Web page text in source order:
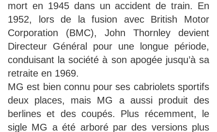
mort en 1945 dans un accident de train. En
1952, lors de la fusion avec British Motor
Corporation (BMC), John Thornley devient
Directeur Général pour une longue période,
conduisant la société à son apogée jusqu’à sa
retraite en 1969.
MG est bien connu pour ses cabriolets sportifs
deux places, mais MG a aussi produit des
berlines et des coupés. Plus récemment, le
sigle MG a été arboré par des versions plus